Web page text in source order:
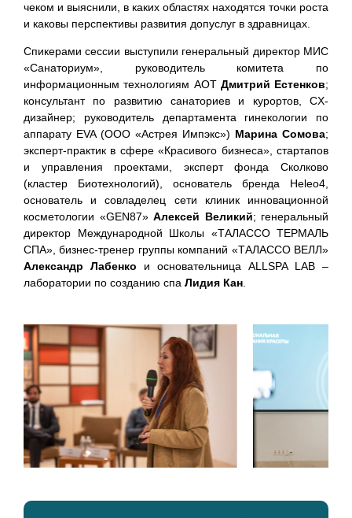
чеком и выяснили, в каких областях находятся точки роста
и каковы перспективы развития допуслуг в здравницах.
Спикерами сессии выступили генеральный директор МИС
«Санаториум», руководитель комитета по
информационным технологиям АОТ Дмитрий Естенков;
консультант по развитию санаториев и курортов, CX-
дизайнер; руководитель департамента гинекологии по
аппарату EVA (ООО «Астрея Импэкс») Марина Сомова;
эксперт-практик в сфере «Красивого бизнеса», стартапов
и управления проектами, эксперт фонда Сколково
(кластер Биотехнологий), основатель бренда Heleo4,
основатель и совладелец сети клиник инновационной
косметологии «GEN87» Алексей Великий; генеральный
директор Международной Школы «ТАЛАССО ТЕРМАЛЬ
СПА», бизнес-тренер группы компаний «ТАЛАССО ВЕЛЛ»
Александр Лабенко и основательница ALLSPA LAB –
лаборатории по созданию спа Лидия Кан.